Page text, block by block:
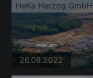
HeKa Herzog GmbH
26.08.2022